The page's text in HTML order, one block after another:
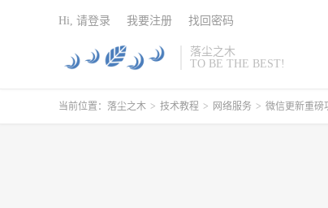
落尘之木
TO BE THE BEST!
Hi, 请登录 我要注册 找回密码
当前位置： 落尘之木 > 技术教程 > 网络服务 > 微信更新重磅